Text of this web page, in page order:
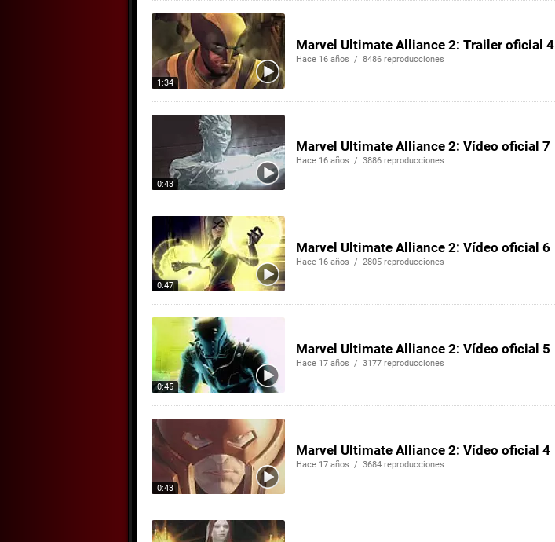
1:34
Marvel Ultimate Alliance 2: Trailer oficial 4
Hace 16 años / 8486 reproducciones
0:43
Marvel Ultimate Alliance 2: Vídeo oficial 7
Hace 16 años / 3886 reproducciones
0:47
Marvel Ultimate Alliance 2: Vídeo oficial 6
Hace 16 años / 2805 reproducciones
0:45
Marvel Ultimate Alliance 2: Vídeo oficial 5
Hace 17 años / 3177 reproducciones
0:43
Marvel Ultimate Alliance 2: Vídeo oficial 4
Hace 17 años / 3684 reproducciones